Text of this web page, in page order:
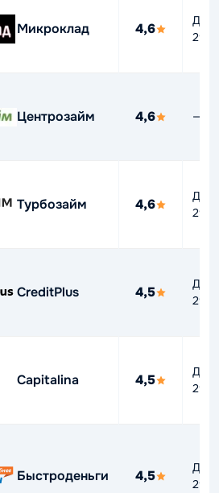
Микроклад 4,6
До
Центрозайм 4,6 —
Турбозайм 4,6
До
CreditPlus 4,5
До
Capitalina 4,5
До
Быстроденьги 4,5
До